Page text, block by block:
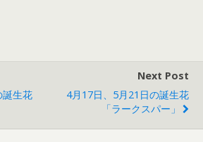
生花
Next Post
4月17日、5月21日の誕生花
「ラークスパー」